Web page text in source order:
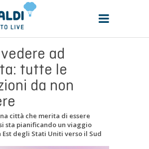
ad
tutte le
da non
città che merita di essere
sta pianificando un viaggio
Est degli Stati Uniti verso il Sud